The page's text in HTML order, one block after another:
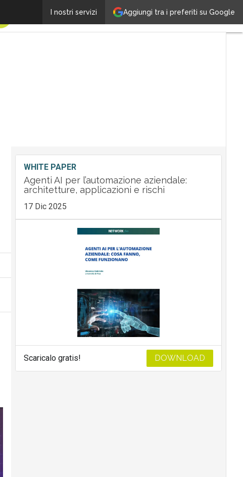
Aggiungi tra i preferiti su Google
I nostri servizi
La startup Ermes-X entra in E80 Group. Focus sul
WHITE PAPER
Agenti AI per l’automazione aziendale:
architetture, applicazioni e rischi
17 Dic 2025
Scaricalo gratis! DOWNLOAD